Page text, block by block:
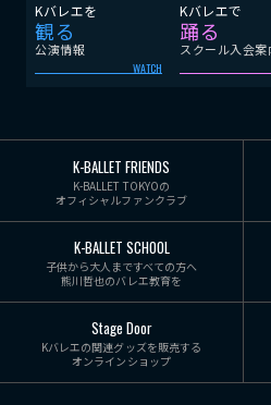
Kバレエを
観る
公演情報
WATCH
Kバレエで
踊る
スクール入会案
K-BALLET FRIENDS
K-BALLET TOKYOの
オフィシャルファンクラブ
K-BALLET SCHOOL
子供から大人まですべての方へ
熊川哲也のバレエ教育を
Stage Door
Kバレエの関連グッズを販売する
オンラインショップ